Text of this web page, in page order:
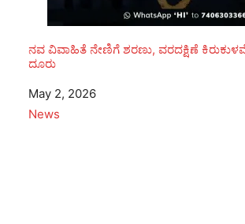
ನವ ವಿವಾಹಿತೆ ನೇಣಿಗೆ ಶರಣು, ವರದಕ್ಷಿಣೆ
ದೂರು
Date
May 2, 2026
In relation to
News